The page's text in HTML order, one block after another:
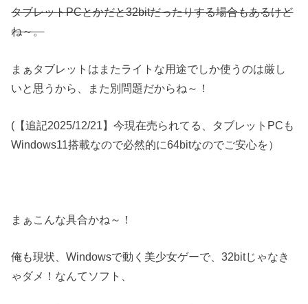
タブレットPCとかだと32bitだったりする場合もあるけど
ね～。
まぁタブレットはまたライトな用途でしか使うのは厳し
いと思うから、また別問題だからね～！
(【追記2025/12/21】今現在売られてる、タブレットPCも
Windows11搭載なので必然的に64bitなのでご安心を）
まぁこんな具合かね～！
俺も現状、Windowsで動く美少女ゲーで、32bitじゃなき
ゃダメ！なんてソフト、